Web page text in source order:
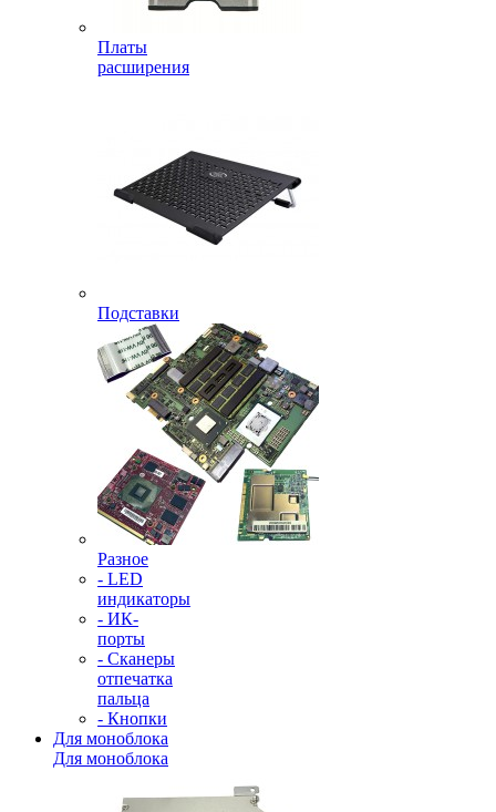
Платы
расширения
Подставки
Разное
- LED
индикаторы
- ИК-
порты
- Сканеры
отпечатка
пальца
- Кнопки
Для моноблока
Для моноблока